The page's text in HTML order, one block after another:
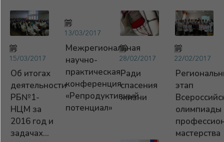
15/03/2017
Об итогах
деятельности
РБ№1-
НЦМ за
2016 год и
задачах...
13/03/2017
Межрегиональная
научно-
практическая
конференция
«Репродуктивный
потенциал»
28/02/2017
Ради
спасения
жизни
22/02/2017
этап
олимпиады
мастерства